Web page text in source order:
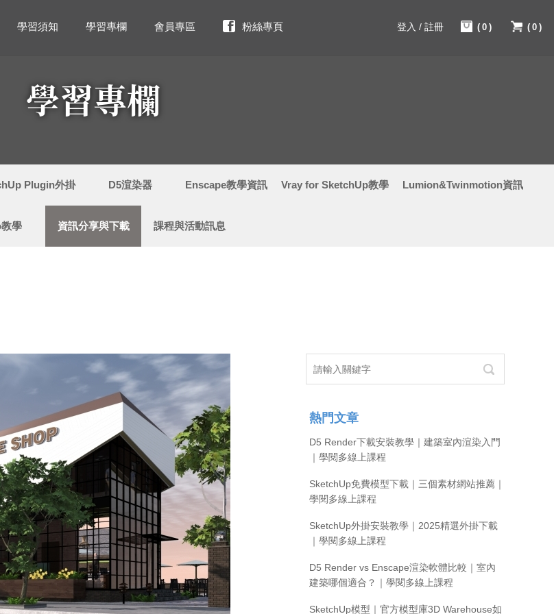
學習須知 學習專欄 會員專區 粉絲專頁 登入 / 註冊 (0) (0)
學習專欄
Plugin外掛 D5渲染器 Enscape教學資訊 Vray for SketchUp教學 Lumion&Twinmotion資訊
學 資訊分享與下載 課程與活動訊息
熱門文章
D5 Render下載安裝教學｜建築室內渲染入門
｜學閱多線上課程
SketchUp免費模型下載｜三個素材網站推薦｜
學閱多線上課程
SketchUp外掛安裝教學｜2025精選外掛下載
｜學閱多線上課程
D5 Render vs Enscape渲染軟體比較｜室內
建築哪個適合？｜學閱多線上課程
SketchUp模型｜官方模型庫3D Warehouse如